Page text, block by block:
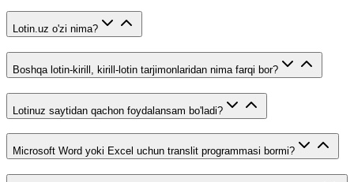
Lotin.uz o'zi nima?
Boshqa lotin-kirill, kirill-lotin tarjimonlaridan nima farqi bor?
Lotinuz saytidan qachon foydalansam bo'ladi?
Microsoft Word yoki Excel uchun translit programmasi bormi?